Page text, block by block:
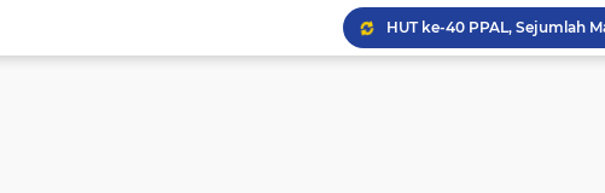
HUT ke-40 PPAL, Sejumlah